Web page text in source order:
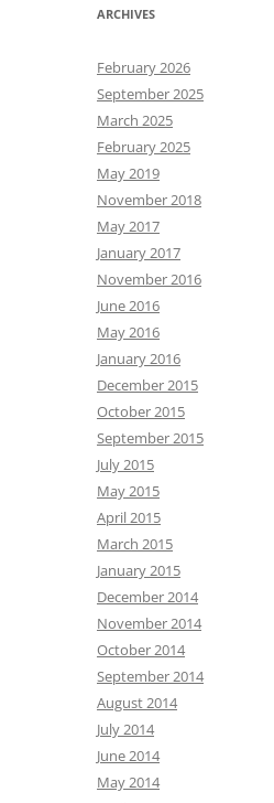
ARCHIVES
February 2026
September 2025
March 2025
February 2025
May 2019
November 2018
May 2017
January 2017
November 2016
June 2016
May 2016
January 2016
December 2015
October 2015
September 2015
July 2015
May 2015
April 2015
March 2015
January 2015
December 2014
November 2014
October 2014
September 2014
August 2014
July 2014
June 2014
May 2014